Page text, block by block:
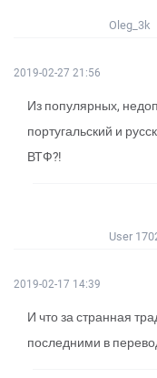
Oleg_3k
2019-02-27 21:56
Из популярных,
португальский и
ВТФ?!
User
2019-02-17 14:39
И что за странная
последними в